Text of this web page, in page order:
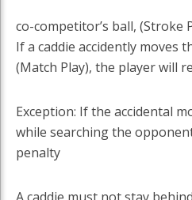
co-competitor’s ball, (Stroke
If a caddie accidently moves
(Match Play), the player will
Exception: If the accidental
while searching the
penalty